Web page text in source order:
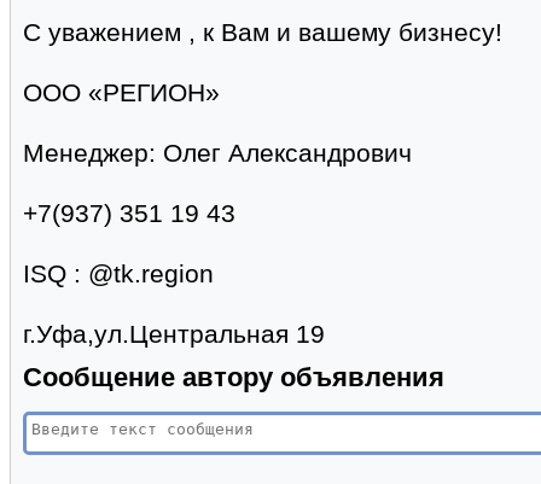
С уважением , к Вам и вашему бизнесу!
ООО «РЕГИОН»
Менеджер: Олег Александрович
+7(937) 351 19 43
ISQ : @tk.region
г.Уфа,ул.Центральная 19
Сообщение автору объявления